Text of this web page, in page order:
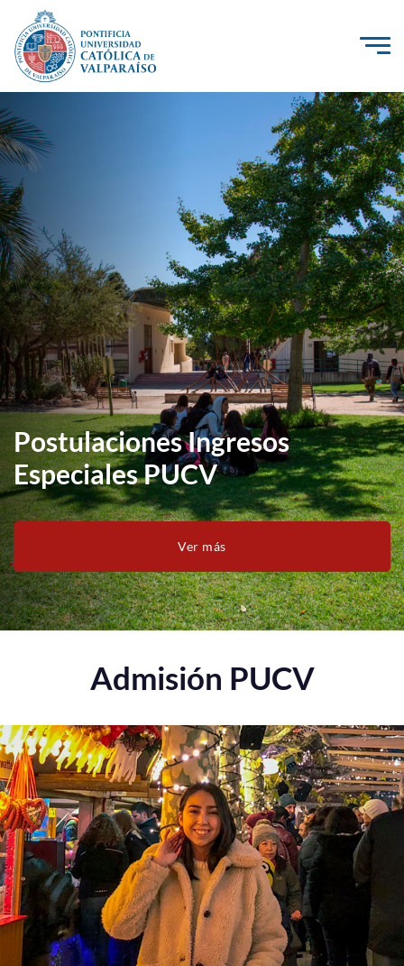
Click acá para ir directamente al contenido
La Universidad
Investigación, Creación e Innovación
PUCV Internacional
Vinculación con el Medio
Admisión
Pregrado
Postgrado
Formación Continua
Estudiantes
Académicos
Funcionarios
English
Postulaciones Ingresos
Especiales PUCV
Ver más
Admisión PUCV